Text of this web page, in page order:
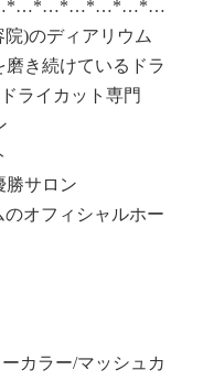
)のディアリウム
き続けているドラ
ライカット専門
勝サロン
オフィシャルホー
カラー/マッシュカ